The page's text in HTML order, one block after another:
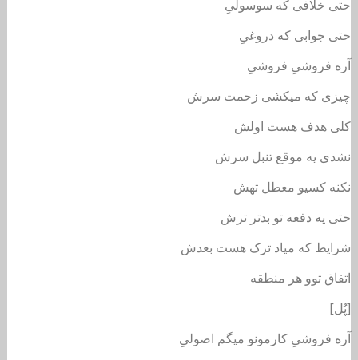
حتی خلافی که سوسولیِ
حتی جوابی که دروغیِ
آره فروشیِ فروشیِ
چیزی که میکشی زحمت سرش
کلی هدف هست اولش
نشدی یه موقع تنبل سرش
نکنه کسیو معطل تهش
حتی یه دفعه تو بدتر ترش
شرایط که میاد ترک هست بعدش
اتفاق توو هر منطقه
[پُل]
آره فروشیِ کارمونو میگم اصولیِ